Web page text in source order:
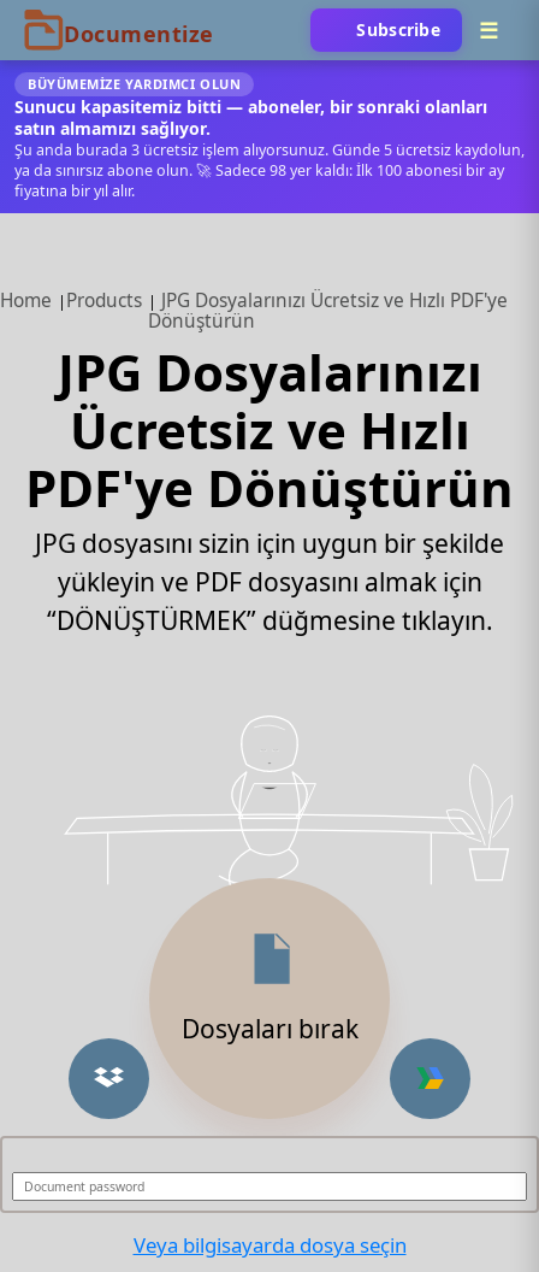
Subscribe
BÜYÜMEMIZE YARDIMCI OLUN
Sunucu kapasitemiz bitti — aboneler, bir sonraki olanları
satın almamızı sağlıyor.
Şu anda burada 3 ücretsiz işlem alıyorsunuz. Günde 5 ücretsiz kaydolun,
ya da sınırsız abone olun. 🚀 Sadece 98 yer kaldı: İlk 100 abonesi bir ay
fiyatına bir yıl alır.
Home Products
JPG Dosyalarınızı Ücretsiz ve Hızlı PDF'ye
Dönüştürün
JPG Dosyalarınızı
Ücretsiz ve Hızlı
PDF'ye Dönüştürün
JPG dosyasını sizin için uygun bir şekilde
yükleyin ve PDF dosyasını almak için
“DÖNÜŞTÜRMEK” düğmesine tıklayın.
Dosyaları bırak
Veya bilgisayarda dosya seçin